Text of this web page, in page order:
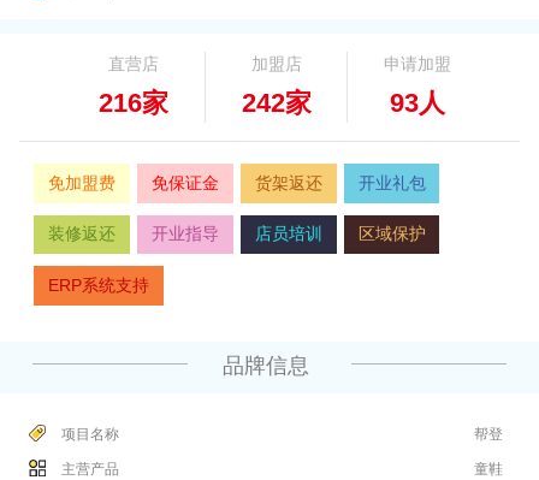
直营店
216家
加盟店
242家
申请加盟
93人
免加盟费 免保证金 货架返还 开业礼包
装修返还 开业指导 店员培训 区域保护
ERP系统支持
品牌信息
项目名称 帮登
主营产品 童鞋